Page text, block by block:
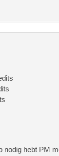
nodig hebt PM